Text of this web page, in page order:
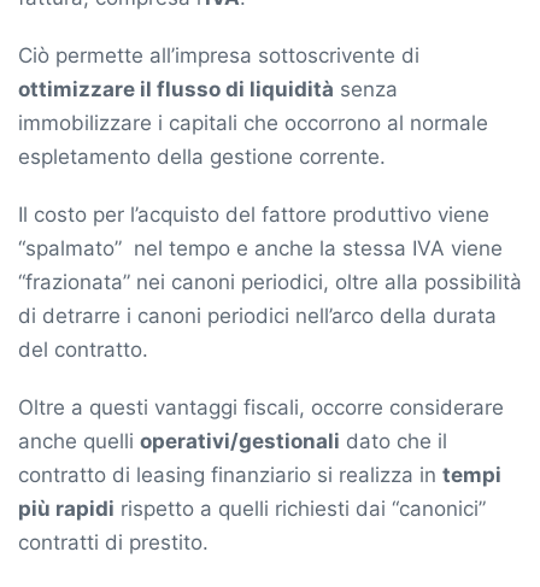
Ciò permette all’impresa sottoscrivente di
ottimizzare il flusso di liquidità senza
immobilizzare i capitali che occorrono al normale
espletamento della gestione corrente.
Il costo per l’acquisto del fattore produttivo viene
“spalmato” nel tempo e anche la stessa IVA viene
“frazionata” nei canoni periodici, oltre alla possibilità
di detrarre i canoni periodici nell’arco della durata
del contratto.
Oltre a questi vantaggi fiscali, occorre considerare
anche quelli operativi/gestionali dato che il
contratto di leasing finanziario si realizza in tempi
più rapidi rispetto a quelli richiesti dai “canonici”
contratti di prestito.